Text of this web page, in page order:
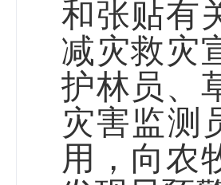
和张贴有
减灾救灾
护林员、
灾害监测
用，向农